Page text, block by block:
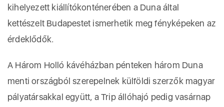
kihelyezett kiállítókonténerében a Duna által
kettészelt Budapestet ismerhetik meg fényképeken az
érdeklődők.
A Három Holló kávéházban pénteken három Duna
menti országból szerepelnek külföldi szerzők magyar
pályatársakkal együtt, a Trip állóhajó pedig vasárnap